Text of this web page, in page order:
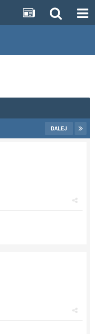
DALEJ